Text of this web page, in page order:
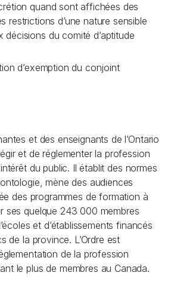
quand sont affichées des
restrictions d’une nature sensible
décisions du comité d’aptitude
d’exemption du conjoint
et des enseignants de l’Ontario
et de réglementer la profession
du public. Il établit des normes
mène des audiences
des programmes de formation à
ses quelque 243 000 membres
et d’établissements financés
de la province. L’Ordre est
de la profession
le plus de membres au Canada.